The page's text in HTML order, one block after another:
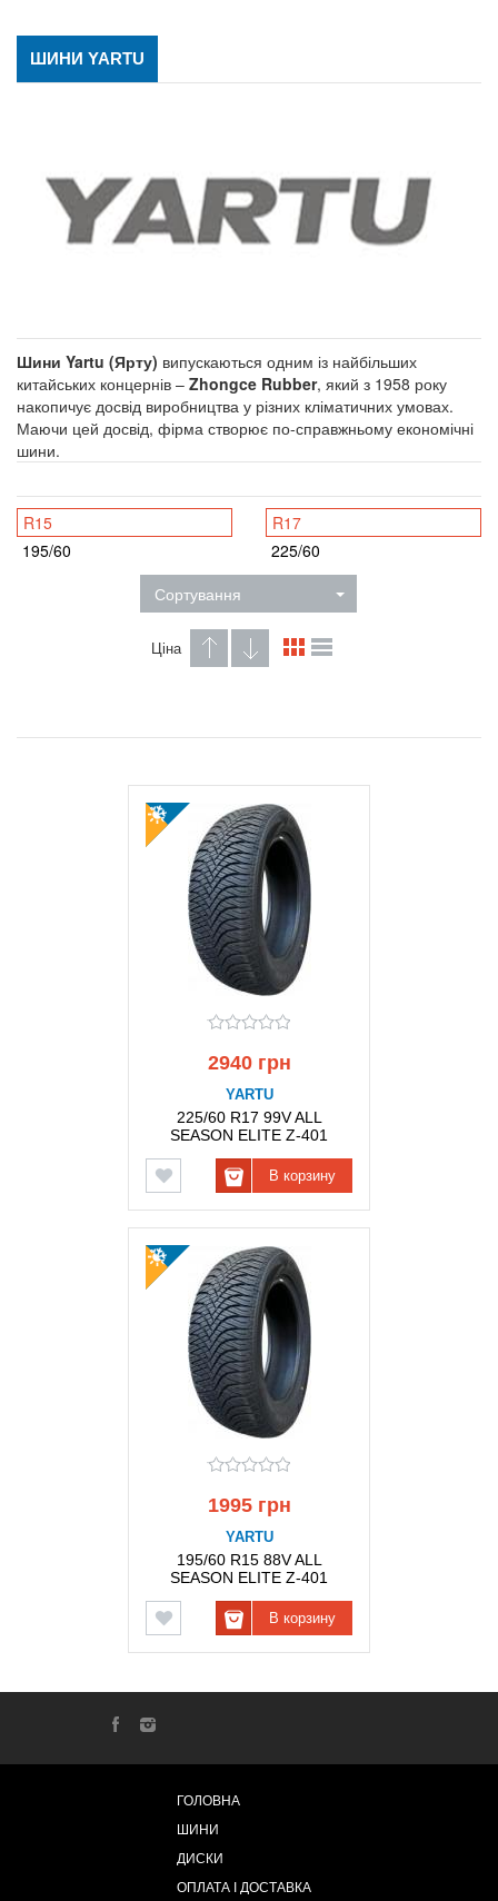
ШИНИ YARTU
Шини Yartu (Ярту) випускаються одним із найбільших
китайських концернів – Zhongce Rubber, який з 1958 року
накопичує досвід виробництва у різних кліматичних умовах.
Маючи цей досвід, фірма створює по-справжньому економічні
шини.
R15
195/60
R17
225/60
Сортування
Ціна
2940 грн
YARTU
225/60 R17 99V ALL
SEASON ELITE Z-401
В корзину
1995 грн
YARTU
195/60 R15 88V ALL
SEASON ELITE Z-401
В корзину
ГОЛОВНА
ШИНИ
ДИСКИ
ОПЛАТА І ДОСТАВКА